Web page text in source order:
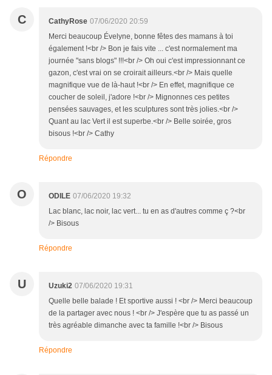
C CathyRose 07/06/2020 20:59
Merci beaucoup Évelyne, bonne fêtes des mamans à toi
également !<br /> Bon je fais vite ... c'est normalement ma
journée "sans blogs" !!!<br /> Oh oui c'est impressionnant ce
gazon, c'est vrai on se croirait ailleurs.<br /> Mais quelle
magnifique vue de là-haut !<br /> En effet, magnifique ce
coucher de soleil, j'adore !<br /> Mignonnes ces petites
pensées sauvages, et les sculptures sont très jolies.<br />
Quant au lac Vert il est superbe.<br /> Belle soirée, gros
bisous !<br /> Cathy
Répondre
O ODILE 07/06/2020 19:32
Lac blanc, lac noir, lac vert... tu en as d'autres comme ç ?<br
/> Bisous
Répondre
U Uzuki2 07/06/2020 19:31
Quelle belle balade ! Et sportive aussi ! <br /> Merci beaucoup
de la partager avec nous ! <br /> J'espère que tu as passé un
très agréable dimanche avec ta famille !<br /> Bisous
Répondre